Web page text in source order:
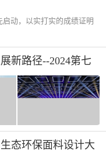
动，以实打实的成绩证明
直播，抖音电商回顾了本
新路径--2024第七
态环保面料设计大